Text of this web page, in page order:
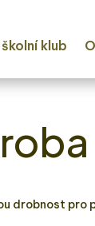
klub